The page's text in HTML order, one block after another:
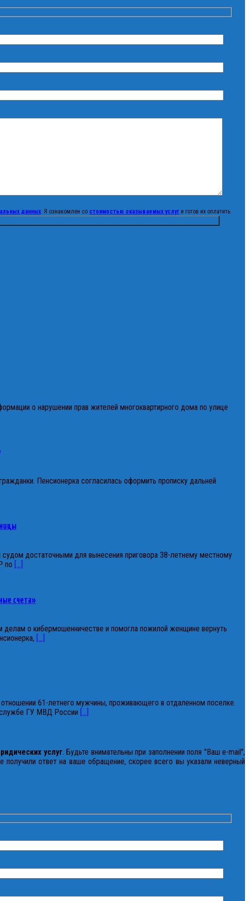
данных . Я ознакомлен со стоимостью оказываемых услуг и готов их оплатить.
о нарушении прав жителей многоквартирного дома по улице
Пенсионерка согласилась оформить прописку дальней
достаточными для вынесения приговора 38-летнему местному
по [...]
счета»
делам о кибермошенничестве и помогла пожилой женщине вернуть
[...]
61-летнего мужчины, проживающего в отдаленном поселке.
службе ГУ МВД России
услуг. Будьте внимательны при заполнении поля "Ваш e-mail",
получили ответ на ваше обращение, скорее всего вы указали неверный